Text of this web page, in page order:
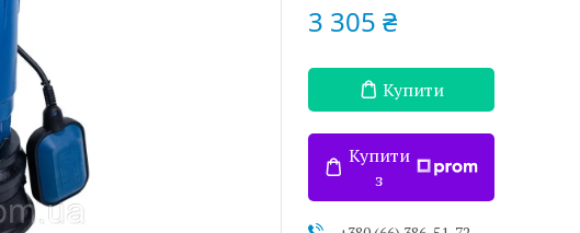
3 305 ₴
Купити
Купити
з